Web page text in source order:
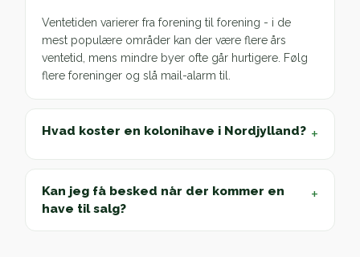
Ventetiden varierer fra forening til forening - i de
mest populære områder kan der være flere års
ventetid, mens mindre byer ofte går hurtigere. Følg
flere foreninger og slå mail-alarm til.
Hvad koster en kolonihave i Nordjylland? +
Kan jeg få besked når der kommer en
have til salg?
+